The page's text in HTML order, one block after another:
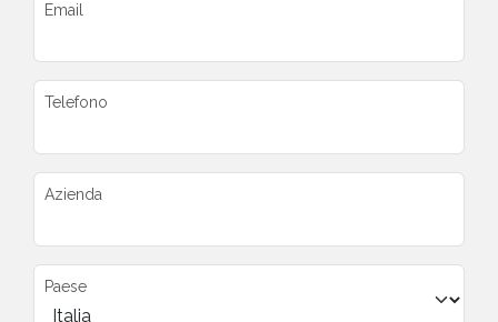
Email
Telefono
Azienda
Paese